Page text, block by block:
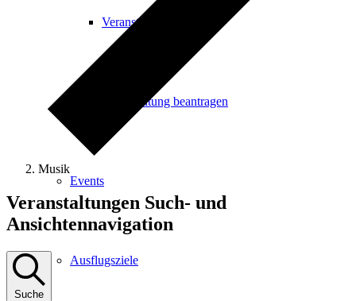
Veranstaltungskalender
Veranstaltung beantragen
Events
Ausflugsziele
Musik
Veranstaltungen
Veranstaltungen Such- und
Ansichtennavigation
Suche